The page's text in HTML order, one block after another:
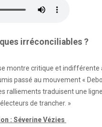
irréconciliables ?
montre critique et
passé au mouvement «
ralliements traduisent une
de trancher. »
: Séverine Vézies